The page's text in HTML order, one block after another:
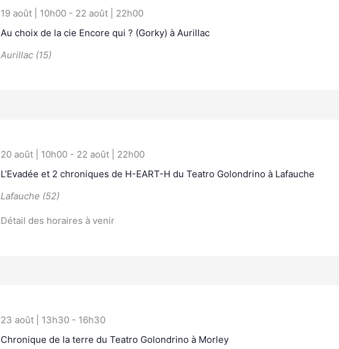
Au choix de la cie Encore qui ? (Gorky) à Aurillac
19 août | 10h00 - 22 août | 22h00
Aurillac (15)
L’Evadée et 2 chroniques de H-EART-H du Teatro Golondrino à Lafauche
20 août | 10h00 - 22 août | 22h00
Lafauche (52)
Détail des horaires à venir
Chronique de la terre du Teatro Golondrino à Morley
23 août | 13h30 - 16h30